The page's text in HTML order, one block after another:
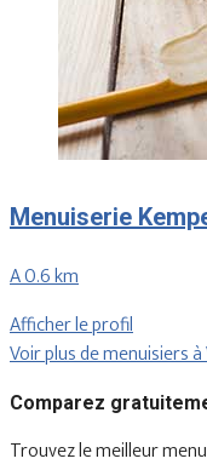
Menuiserie
A 0.6 km
Afficher le profil
Voir plus de menuisiers
Comparez
Trouvez le meilleur